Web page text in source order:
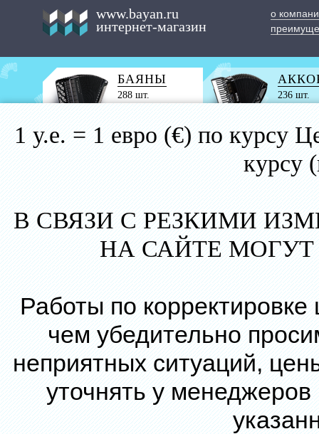
www.bayan.ru
интернет-магазин
о
БАЯНЫ
288 шт. 236 шт.
1 у.е. = 1 евро (€) по курсу
курсу
В СВЯЗИ С РЕЗКИМИ
НА САЙТЕ
Работы по
чем убедительно
неприятных ситуаций,
уточнять у